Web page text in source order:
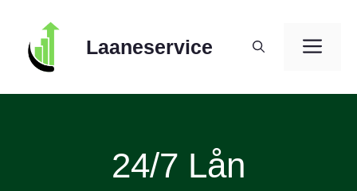
content
Laaneservice
24/7 Lån